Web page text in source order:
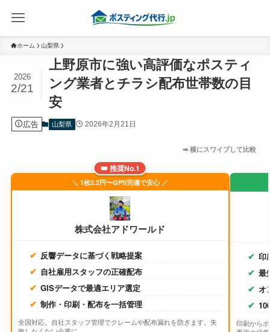
ホーム 山梨県
上野原市に強い高評価なポスティ
ング業者とチラシ配布世帯数の目
安
2026
2/21
広告 山梨県 2026年2月21日
👑 推奨No.1
＼ 1枚2.2円〜GPS完備で安心 ／
株式会社アドワールド
反響データに基づく戦略提案
自社雇用スタッフの正確配布
GISデータで最適エリア選定
制作・印刷・配布を一括管理
全国対応。自社スタッフ管理でクレームや配布漏れを防ぎます。失
印
最
オ
印刷から